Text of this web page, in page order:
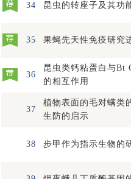
34 昆虫的转座子及其功
35 果蝇先天性免疫研究
36
昆虫类钙粘蛋白与Bt
的相互作用
37
植物表面的毛对螨类
生防的启示
38 步甲作为指示生物的